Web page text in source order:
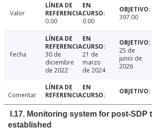
Valor
0.00
0.00 397.00
Fecha
30 de
diciembre
de 2022
21 de
marzo
de 2024
25 de
junio de
2026
Comentar
I.17. Monitoring system for post-SDP
established